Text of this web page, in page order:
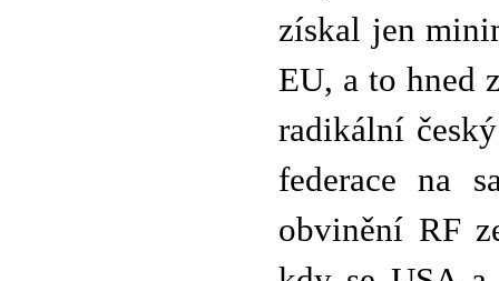
získal jen
EU, a to hned
radikální
federace na
obvinění RF